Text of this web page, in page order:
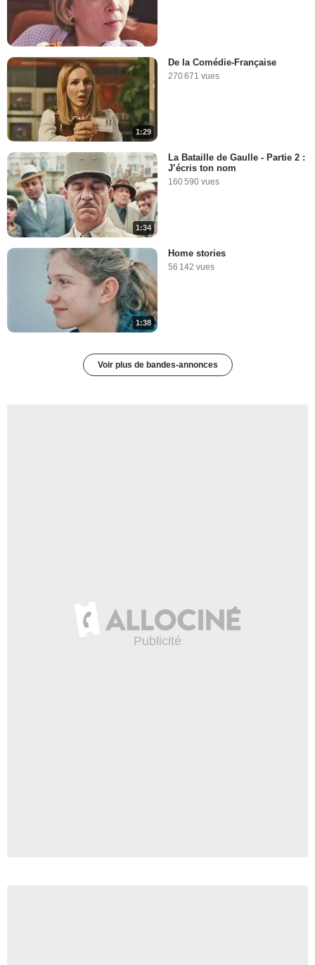
1:29
De la Comédie-Française
270 671 vues
1:34
La Bataille de Gaulle - Partie 2 :
J’écris ton nom
160 590 vues
1:38
Home stories
56 142 vues
Voir plus de bandes-annonces